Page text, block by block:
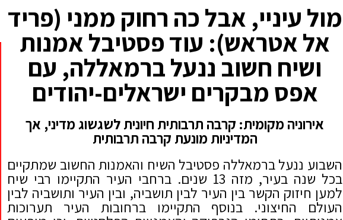
מול עיניי, אבל כה רחוק ממני (פריד
אל אטראש): עוד פסטיבל אמנות
ושיח חשוב ננעל ברמאללה, עם
אפס מבקרים ישראלים-יהודים
אירוניה מקומית: קרבה תרבותית חיונית לשגשוג מדיני, אך
המדיניות מונעת קרבה תרבותית
השבוע ננעל ברמאללה פסטיבל השיח והאמנות החשוב שמתקיים
בכל שנה בעיר, מזה 13 שנים. ברחבי העיר התקיימו רבי שיח
למען חיזוק הקשר בין העיר לבין תושביה, ובין העיר ותושביה לבין
העולם החיצוני. בנוסף התקיימו ברחובות העיר תערוכות